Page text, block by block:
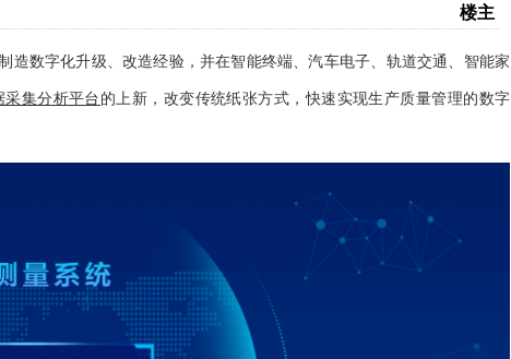
楼主
造数字化升级、改造经验，并在智能终端、汽车电子、轨道交通、智能家
采集分析平台的上新，改变传统纸张方式，快速实现生产质量管理的数字